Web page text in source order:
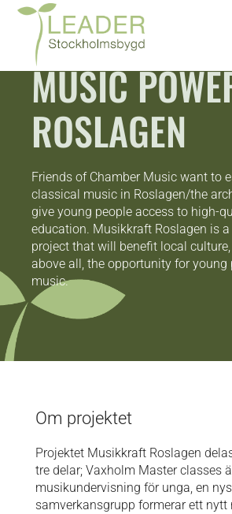
MUSIC
ROSLAGEN
Friends of Chamber Music want to
classical music in Roslagen/the
give young people access to high-
education. Musikkraft Roslagen is
project that will benefit local
above all, the opportunity for young
music.
Om projektet
Projektet Musikkraft Roslagen
tre delar; Vaxholm Master classes
musikundervisning för unga, en
samverkansgrupp formerar ett nytt